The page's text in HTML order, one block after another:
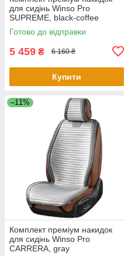
для сидінь Winso Pro
SUPREME, black-coffee
Готово до відправки
5 459 ₴ 6 160 ₴
Купити
–11%
Комплект преміум накидок
для сидінь Winso Pro
СARRERA, gray